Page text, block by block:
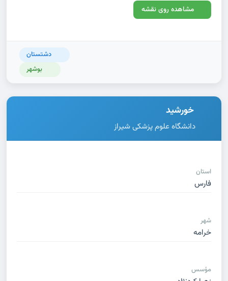
مشاهده روی نقشه
دشتستان
بوشهر
خورشید
دانشگاه علوم پزشکی شیراز
استان
فارس
شهر
خرامه
مؤسس